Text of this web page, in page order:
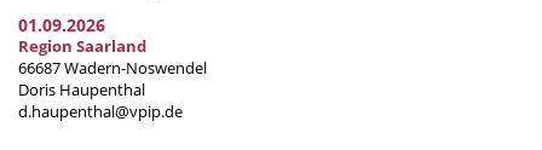
01.09.2026
Region Saarland
66687 Wadern-Noswendel
Doris Haupenthal
d.haupenthal@vpip.de